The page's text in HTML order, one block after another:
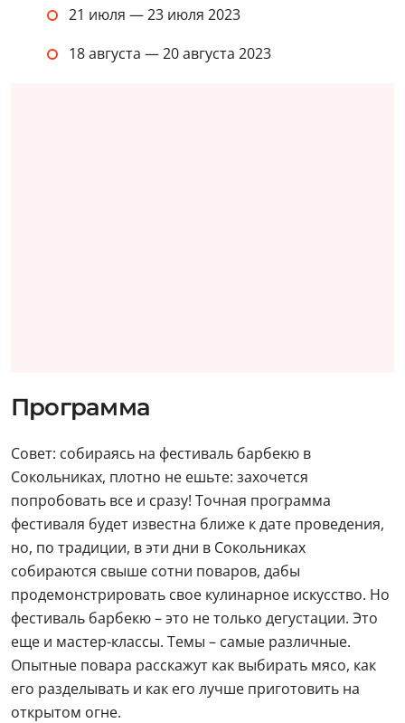
21 июля — 23 июля 2023
18 августа — 20 августа 2023
Программа
Совет: собираясь на фестиваль барбекю в
Сокольниках, плотно не ешьте: захочется
попробовать все и сразу! Точная программа
фестиваля будет известна ближе к дате проведения,
но, по традиции, в эти дни в Сокольниках
собираются свыше сотни поваров, дабы
продемонстрировать свое кулинарное искусство. Но
фестиваль барбекю – это не только дегустации. Это
еще и мастер-классы. Темы – самые различные.
Опытные повара расскажут как выбирать мясо, как
его разделывать и как его лучше приготовить на
открытом огне.